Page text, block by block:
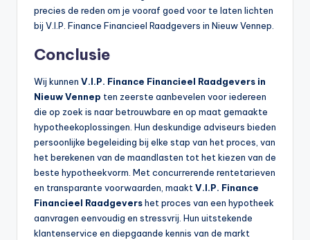
precies de reden om je vooraf goed voor te laten lichten
bij V.I.P. Finance Financieel Raadgevers in Nieuw Vennep.
Conclusie
Wij kunnen V.I.P. Finance Financieel Raadgevers in
Nieuw Vennep ten zeerste aanbevelen voor iedereen
die op zoek is naar betrouwbare en op maat gemaakte
hypotheekoplossingen. Hun deskundige adviseurs bieden
persoonlijke begeleiding bij elke stap van het proces, van
het berekenen van de maandlasten tot het kiezen van de
beste hypotheekvorm. Met concurrerende rentetarieven
en transparante voorwaarden, maaktV.I.P. Finance
Financieel Raadgevershet proces van een hypotheek
aanvragen eenvoudig en stressvrij. Hun uitstekende
klantenservice en diepgaande kennis van de markt